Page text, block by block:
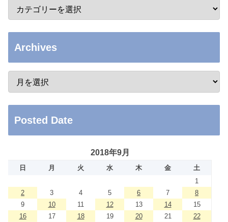
Archives
Posted Date
2018年9月
日 月 火 水 木 金
土
1
2
3 4 5 6 7
8
9
10 11 12 13 14
15
16
17 18 19 20 21
22